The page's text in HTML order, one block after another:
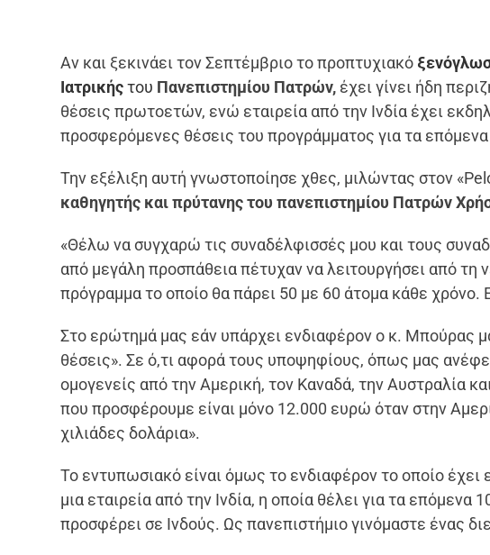
Αν και ξεκινάει τον Σεπτέμβριο το προπτυχιακό
Ιατρικήςτου Πανεπιστημίου Πατρών, έχει γίνει ήδη
θέσεις πρωτοετών, ενώ εταιρεία από την Ινδία έχει
προσφερόμενες θέσεις του προγράμματος για τα επόμενα
Την εξέλιξη αυτή γνωστοποίησε χθες, μιλώντας στον
καθηγητής και πρύτανης του πανεπιστημίου Πατρών
«Θέλω να συγχαρώ τις συναδέλφισσές μου και τους
από μεγάλη προσπάθεια πέτυχαν να λειτουργήσει από
πρόγραμμα το οποίο θα πάρει 50 με 60 άτομα κάθε χρόνο.
Στο ερώτημά μας εάν υπάρχει ενδιαφέρον ο κ. Μπούρας
θέσεις». Σε ό,τι αφορά τους υποψηφίους, όπως μας
ομογενείς από την Αμερική, τον Καναδά, την Αυστραλία
που προσφέρουμε είναι μόνο 12.000 ευρώ όταν στην
χιλιάδες δολάρια».
Το εντυπωσιακό είναι όμως το ενδιαφέρον το οποίο έχει
μια εταιρεία από την Ινδία, η οποία θέλει για τα επόμενα
προσφέρει σε Ινδούς. Ως πανεπιστήμιο γινόμαστε ένας